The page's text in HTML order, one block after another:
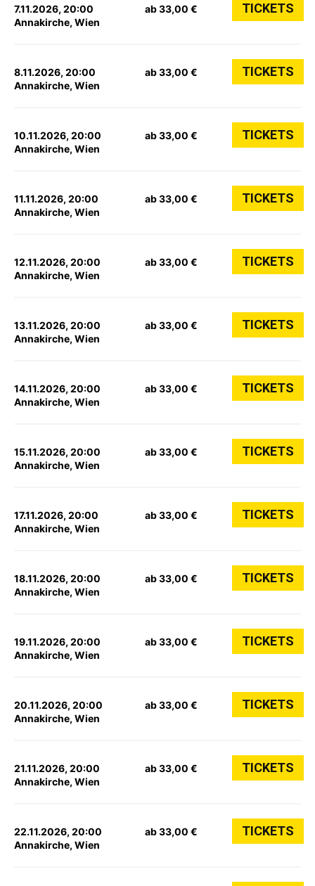
7.11.2026, 20:00
Annakirche, Wien
ab 33,00 € TICKETS
8.11.2026, 20:00
Annakirche, Wien
ab 33,00 € TICKETS
10.11.2026, 20:00
Annakirche, Wien
ab 33,00 € TICKETS
11.11.2026, 20:00
Annakirche, Wien
ab 33,00 € TICKETS
12.11.2026, 20:00
Annakirche, Wien
ab 33,00 € TICKETS
13.11.2026, 20:00
Annakirche, Wien
ab 33,00 € TICKETS
14.11.2026, 20:00
Annakirche, Wien
ab 33,00 € TICKETS
15.11.2026, 20:00
Annakirche, Wien
ab 33,00 € TICKETS
17.11.2026, 20:00
Annakirche, Wien
ab 33,00 € TICKETS
18.11.2026, 20:00
Annakirche, Wien
ab 33,00 € TICKETS
19.11.2026, 20:00
Annakirche, Wien
ab 33,00 € TICKETS
20.11.2026, 20:00
Annakirche, Wien
ab 33,00 € TICKETS
21.11.2026, 20:00
Annakirche, Wien
ab 33,00 € TICKETS
22.11.2026, 20:00
Annakirche, Wien
ab 33,00 € TICKETS